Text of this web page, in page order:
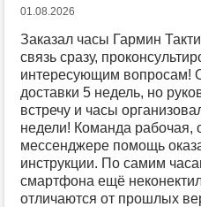
01.08.2026
Заказал часы Гармин
связь сразу,
интересующим вопросам!
доставки 5 недель, но
встречу и часы
недели! Команда рабочая,
мессенджере помощь
инструкции. По самим
смартфона ещё
отличаются от прошлых